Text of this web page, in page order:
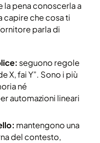
la pena conoscerla a
capire che cosa ti
parla di
seguono regole
X, fai Y”. Sono i più
né
automazioni lineari
mantengono una
del contesto,